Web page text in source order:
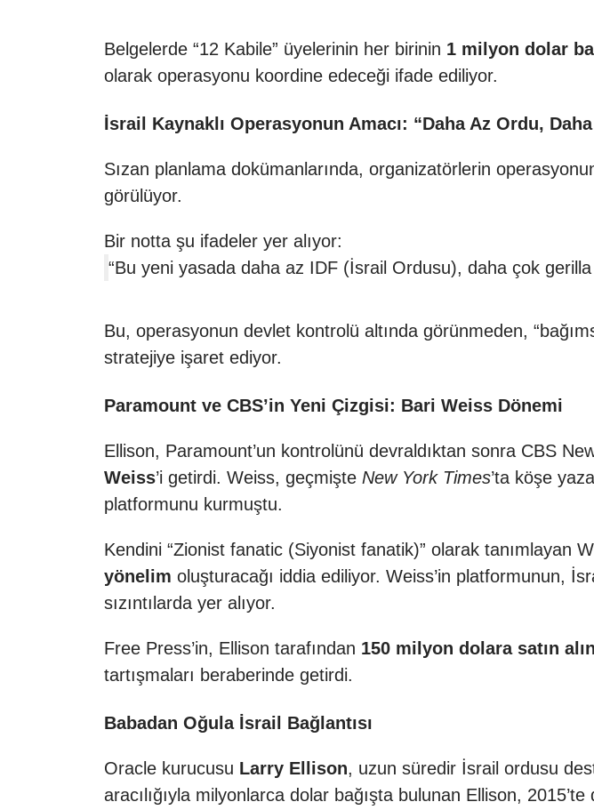
Belgelerde “12 Kabile” üyelerinin her birinin 1 milyon dolar
olarak operasyonu koordine edeceği ifade ediliyor.
İsrail Kaynaklı Operasyonun Amacı: “Daha Az Ordu,
Sızan planlama dokümanlarında, organizatörlerin
görülüyor.
Bir notta şu ifadeler yer alıyor:
“Bu yeni yasada daha az IDF (İsrail Ordusu), daha çok gerilla
Bu, operasyonun devlet kontrolü altında görünmeden,
stratejiye işaret ediyor.
Paramount ve CBS’in Yeni Çizgisi: Bari Weiss Dönemi
Ellison, Paramount’un kontrolünü devraldıktan sonra CBS
Weiss’i getirdi. Weiss, geçmişte New York Times’ta köşe
platformunu kurmuştu.
Kendini “Zionist fanatic (Siyonist fanatik)” olarak tanımlayan
yönelim oluşturacağı iddia ediliyor. Weiss’in platformunun,
sızıntılarda yer alıyor.
Free Press’in, Ellison tarafından 150 milyon dolara satın
tartışmaları beraberinde getirdi.
Babadan Oğula İsrail Bağlantısı
Oracle kurucusu Larry Ellison, uzun süredir İsrail ordusu
aracılığıyla milyonlarca dolar bağışta bulunan Ellison,